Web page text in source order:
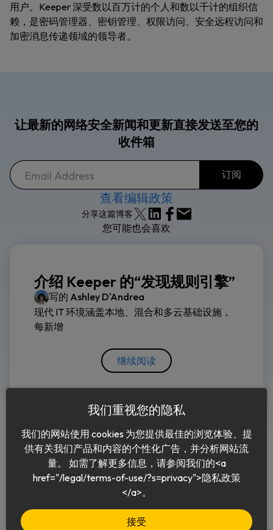
用户。Keeper 深受数以百万计的个人和数以千计的组织信
赖，是密码管理器、密钥管理、权限访问、安全远程访问和
加密消息传递领域的领导者。
让最新的网络安全新闻和更新直接发送至您的
收件箱
查看编辑政策
分享这篇博客
您可能也会喜欢
介绍 Keeper 的“发现规则引擎”
写的 Ashley D'Andrea
现代 IT 环境涵盖本地、混合和多云基础设施，
每新增
继续阅读
中文 (简体)
我们重视您的隐私
我们的网站使用 cookies 为您提供最佳的浏览体验、提
供有关我们产品和内容的个性化广告，并分析网站流
量。 如需了解更多信息，请参阅我们的<a
href="/legal/terms-of-use/?s=privacy">隐私政策
</a>。
接受